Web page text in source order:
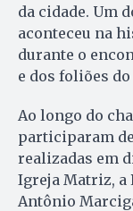
da cidade. Um
aconteceu na
durante o
e dos foliões
Ao longo do
participaram
realizadas em
Igreja Matriz, a
Antônio